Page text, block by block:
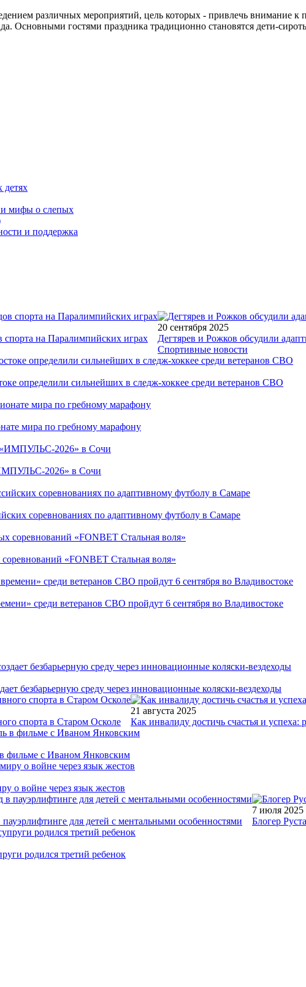
различных мероприятий, цель которых ‑ привлечь внимание
Основными гостями праздника традиционно становятся
детях
и мифы о слепых
и поддержка
на Паралимпийских играх
20 сентября 2025
Дегтярев и Рожков обсудили
Спортивные новости
определили сильнейших в следж-хоккее среди ветеранов СВО
мира по гребному марафону
2026» в Сочи
соревнованиях по адаптивному футболу в Самаре
«FONBET Стальная воля»
среди ветеранов СВО пройдут 6 сентября во Владивостоке
безбарьерную среду через инновационные коляски-вездеходы
спорта в Старом Осколе
21 августа 2025
Как инвалиду достичь счастья и
фильме с Иваном Янковским
о войне через язык жестов
для детей с ментальными особенностями
7 июля 2025
Блогер
родился третий ребенок